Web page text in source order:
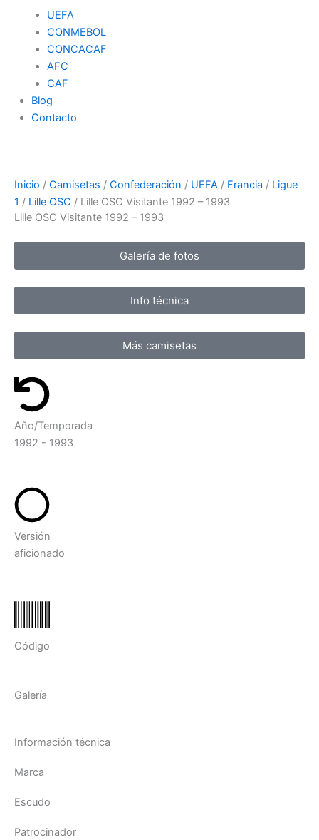
UEFA
CONMEBOL
CONCACAF
AFC
CAF
Blog
Contacto
Inicio / Camisetas / Confederación / UEFA / Francia / Ligue
1 / Lille OSC / Lille OSC Visitante 1992 – 1993
Lille OSC Visitante 1992 – 1993
Galería de fotos
Info técnica
Más camisetas
Año/Temporada
1992 - 1993
Versión
aficionado
Código
Galería
Información técnica
Marca
Escudo
Patrocinador